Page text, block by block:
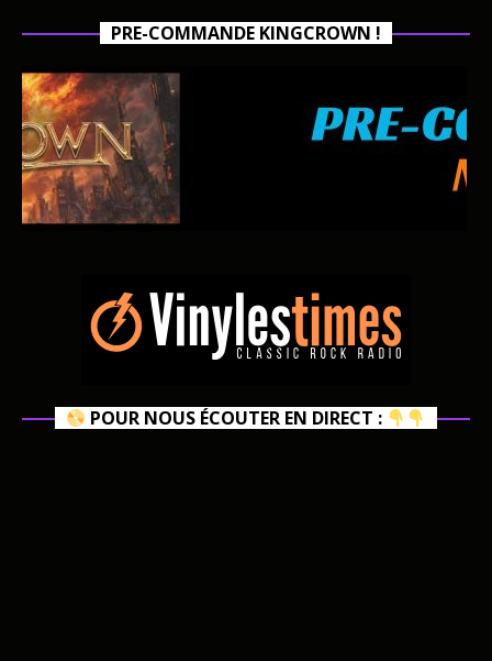
PRE-COMMANDE KINGCROWN !
POUR NOUS ÉCOUTER EN DIRECT :